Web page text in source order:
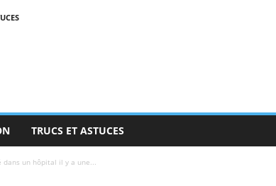
TRUCS ET ASTUCES
dans un hôpital il y a une...